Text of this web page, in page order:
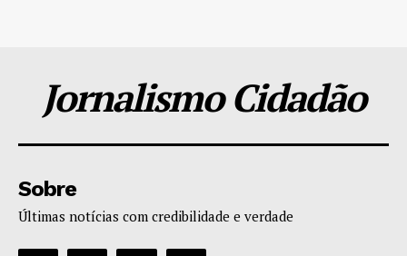
Jornalismo Cidadão
Sobre
Últimas notícias com credibilidade e verdade